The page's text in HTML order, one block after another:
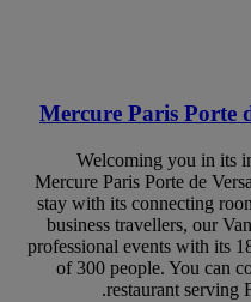
Mercure Paris Porte
Welcoming you in its
Mercure Paris Porte de
stay with its connecting
business travellers, our
professional events with its
of 300 people. You can
restaurant serving